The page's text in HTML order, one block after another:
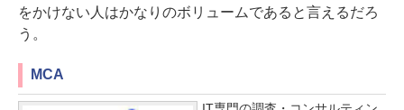
をかけない人はかなりのボリュームであると言えるだろ
う。
MCA